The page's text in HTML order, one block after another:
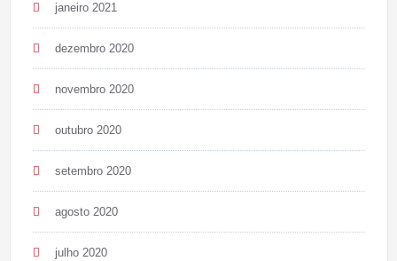
janeiro 2021
dezembro 2020
novembro 2020
outubro 2020
setembro 2020
agosto 2020
julho 2020